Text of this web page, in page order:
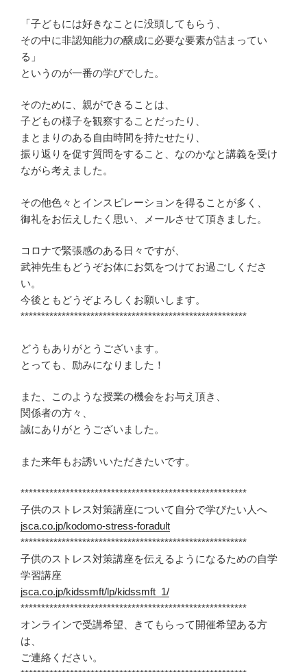
「子どもには好きなことに没頭してもらう、
その中に非認知能力の醸成に必要な要素が詰まってい
る」
というのが一番の学びでした。
そのために、親ができることは、
子どもの様子を観察することだったり、
まとまりのある自由時間を持たせたり、
振り返りを促す質問をすること、なのかなと講義を受け
ながら考えました。
その他色々とインスピレーションを得ることが多く、
御礼をお伝えしたく思い、メールさせて頂きました。
コロナで緊張感のある日々ですが、
武神先生もどうぞお体にお気をつけてお過ごしくださ
い。
今後ともどうぞよろしくお願いします。
*******************************************************
どうもありがとうございます。
とっても、励みになりました！
また、このような授業の機会をお与え頂き、
関係者の方々、
誠にありがとうございました。
また来年もお誘いいただきたいです。
*******************************************************
子供のストレス対策講座について自分で学びたい人へ
jsca.co.jp/kodomo-stress-foradult
*******************************************************
子供のストレス対策講座を伝えるようになるための自学
学習講座
jsca.co.jp/kidssmft/lp/kidssmft_1/
*******************************************************
オンラインで受講希望、きてもらって開催希望ある方
は、
ご連絡ください。